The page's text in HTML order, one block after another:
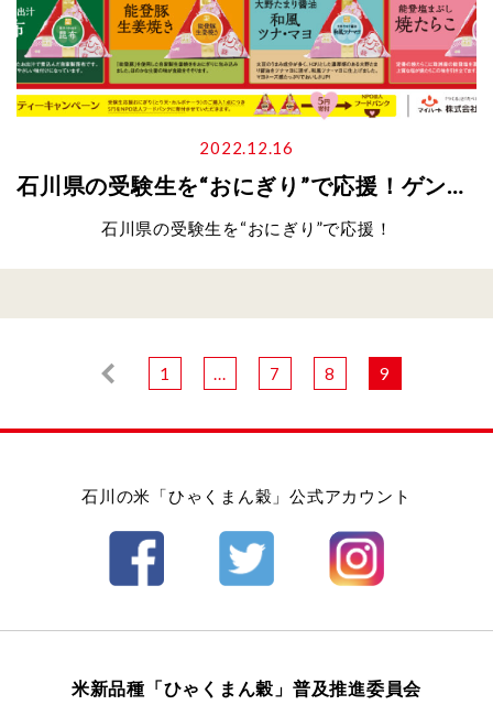
2022.12.16
石川県の受験生を“おにぎり”で応援！ゲン担ぎの受験生応援おにぎり発売
石川県の受験生を“おにぎり”で応援！
1 ... 7 8 9
米新品種「ひゃくまん穀」普及推進委員会
石川の米「ひゃくまん穀」公式アカウント